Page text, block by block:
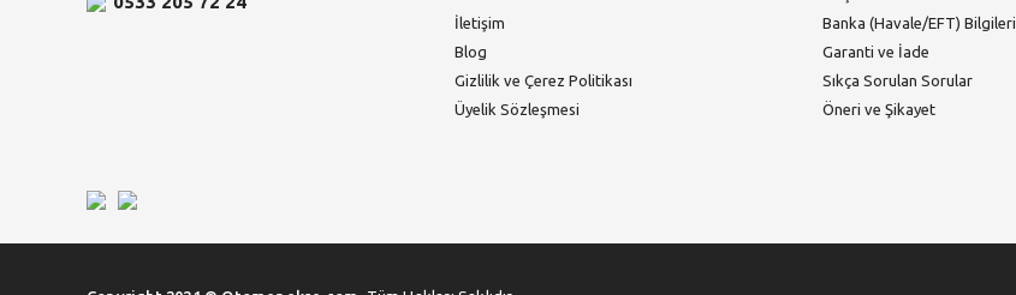
İletişim
Blog
Gizlilik ve Çerez Politikası
Üyelik Sözleşmesi
Banka (Havale/EFT) Bilgileri
Garanti ve İade
Sıkça Sorulan Sorular
Öneri ve Şikayet